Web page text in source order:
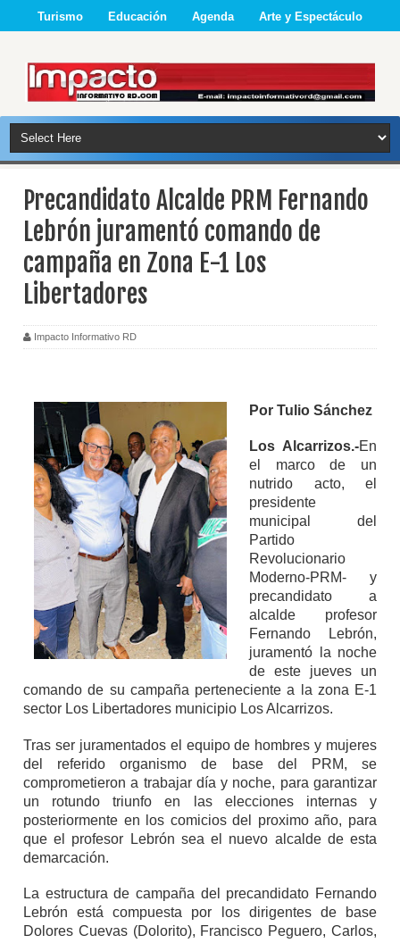
Turismo Educación Agenda Arte y Espectáculo
Precandidato Alcalde PRM Fernando
Lebrón juramentó comando de
campaña en Zona E-1 Los
Libertadores
Impacto Informativo RD
Por Tulio Sánchez
Los Alcarrizos.-En
el marco de un
nutrido acto, el
presidente
municipal del
Partido
Revolucionario
Moderno-PRM- y
precandidato a
alcalde profesor
Fernando Lebrón,
juramentó la noche
de este jueves un
comando de su campaña perteneciente a la zona E-1
sector Los Libertadores municipio Los Alcarrizos.
Tras ser juramentados el equipo de hombres y mujeres
del referido organismo de base del PRM, se
comprometieron a trabajar día y noche, para garantizar
un rotundo triunfo en las elecciones internas y
posteriormente en los comicios del proximo año, para
que el profesor Lebrón sea el nuevo alcalde de esta
demarcación.
La estructura de campaña del precandidato Fernando
Lebrón está compuesta por los dirigentes de base
Dolores Cuevas (Dolorito), Francisco Peguero, Carlos,